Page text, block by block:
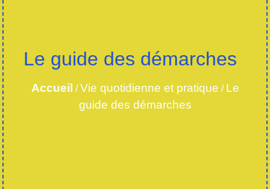
Le guide des démarches
Accueil /Vie quotidienne et pratique / Le
guide des démarches